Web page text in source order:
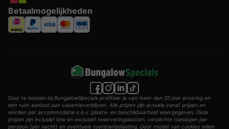
Betaalmogelijkheden
Door te boeken bij BungalowSpecials profiteer je van meer dan 20 jaar ervaring en
een ruim aanbod aan vakantieverblijven. Alle prijzen zijn actuele vanaf prijzen en
worden per accommodatie o.b.v. plaats- en beschikbaarheid weergegeven. Deze
prijzen zijn inclusief btw en exclusief reserveringskosten, verplichte toeslagen per
persoon (per nacht) en eventuele toeristenbelasting. Door middel van cookies willen